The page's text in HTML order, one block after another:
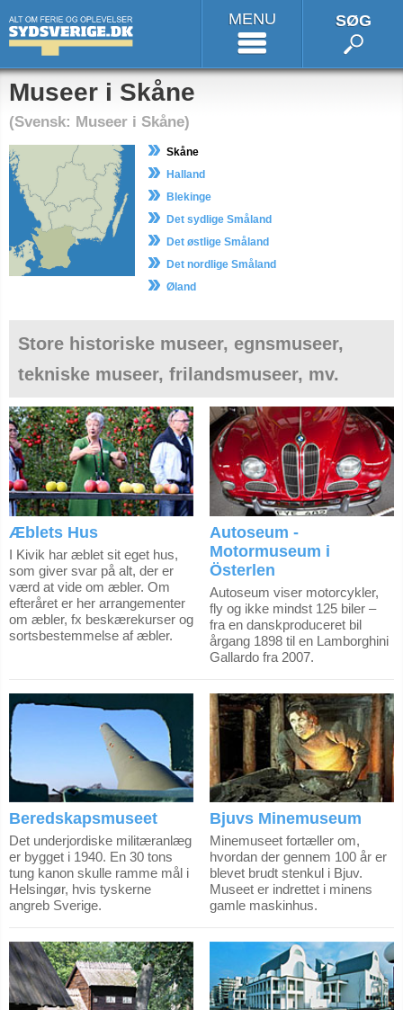
MENU SØG
Museer i Skåne
(Svensk: Museer i Skåne)
Skåne
Halland
Blekinge
Det sydlige Småland
Det østlige Småland
Det nordlige Småland
Øland
Store historiske museer, egnsmuseer,
tekniske museer, frilandsmuseer, mv.
Æblets Hus
I Kivik har æblet sit eget hus,
som giver svar på alt, der er
værd at vide om æbler. Om
efteråret er her arrangementer
om æbler, fx beskærekurser og
sortsbestemmelse af æbler.
Autoseum -
Motormuseum i
Österlen
Autoseum viser motorcykler,
fly og ikke mindst 125 biler –
fra en danskproduceret bil
årgang 1898 til en Lamborghini
Gallardo fra 2007.
Beredskapsmuseet
Det underjordiske militæranlæg
er bygget i 1940. En 30 tons
tung kanon skulle ramme mål i
Helsingør, hvis tyskerne
angreb Sverige.
Bjuvs Minemuseum
Minemuseet fortæller om,
hvordan der gennem 100 år er
blevet brudt stenkul i Bjuv.
Museet er indrettet i minens
gamle maskinhus.